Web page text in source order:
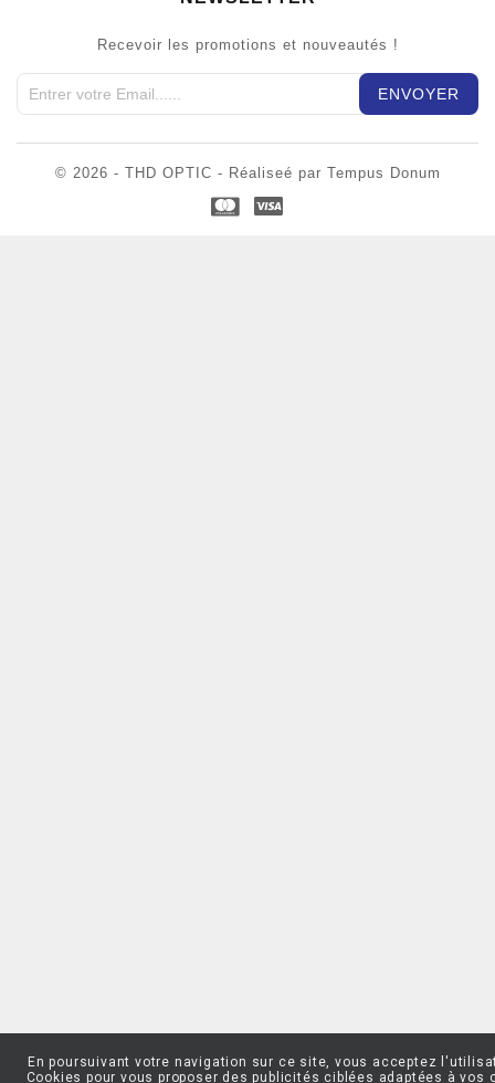
Recevoir les promotions et nouveautés !
© 2026 - THD OPTIC - Réaliseé par Tempus Donum
En poursuivant votre navigation sur ce site, vous acceptez
Cookies pour vous proposer des publicités ciblées adaptées à vos